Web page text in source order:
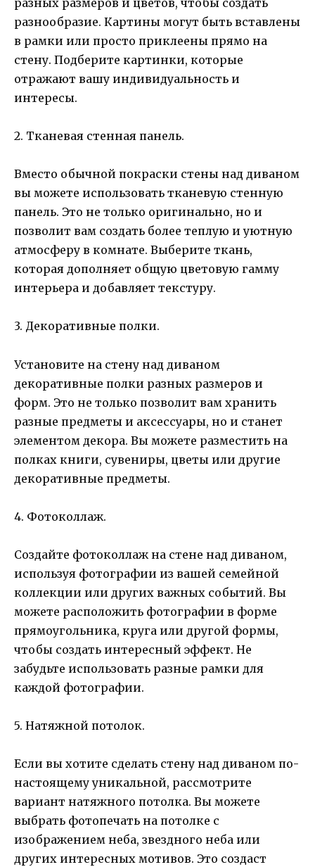
разнообразие. Картины могут быть вставлены
в рамки или просто приклеены прямо на
стену. Подберите картинки, которые
отражают вашу индивидуальность и
интересы.
2. Тканевая стенная панель.
Вместо обычной покраски стены над диваном
вы можете использовать тканевую стенную
панель. Это не только оригинально, но и
позволит вам создать более теплую и уютную
атмосферу в комнате. Выберите ткань,
которая дополняет общую цветовую гамму
интерьера и добавляет текстуру.
3. Декоративные полки.
Установите на стену над диваном
декоративные полки разных размеров и
форм. Это не только позволит вам хранить
разные предметы и аксессуары, но и станет
элементом декора. Вы можете разместить на
полках книги, сувениры, цветы или другие
декоративные предметы.
4. Фотоколлаж.
Создайте фотоколлаж на стене над диваном,
используя фотографии из вашей семейной
коллекции или других важных событий. Вы
можете расположить фотографии в форме
прямоугольника, круга или другой формы,
чтобы создать интересный эффект. Не
забудьте использовать разные рамки для
каждой фотографии.
5. Натяжной потолок.
Если вы хотите сделать стену над диваном по-
настоящему уникальной, рассмотрите
вариант натяжного потолка. Вы можете
выбрать фотопечать на потолке с
изображением неба, звездного неба или
других интересных мотивов. Это создаст